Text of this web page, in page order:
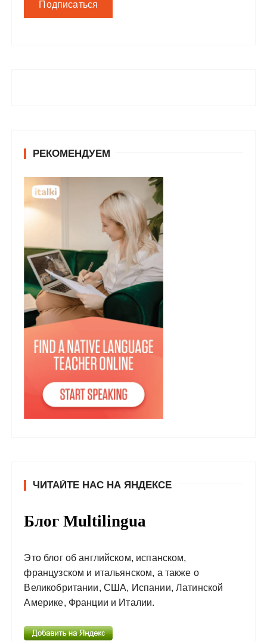
РЕКОМЕНДУЕМ
ЧИТАЙТЕ НАС НА ЯНДЕКСЕ
Блог Multilingua
Это блог об английском, испанском,
французском и итальянском, а также о
Великобритании, США, Испании, Латинской
Америке, Франции и Италии.